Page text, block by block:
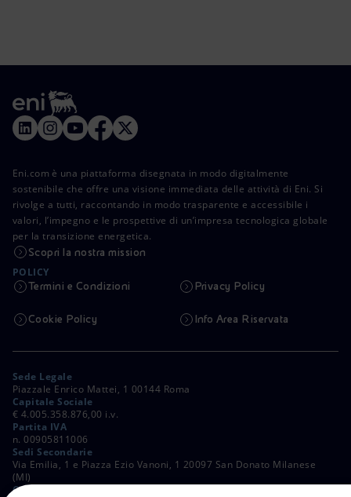
Eni.com è una piattaforma disegnata in modo digitalmente
sostenibile che offre una visione immediata delle attività di Eni. Si
rivolge a tutti, raccontando in modo trasparente e accessibile i
valori, l’impegno e le prospettive di un’impresa tecnologica globale
per la transizione energetica.
Scopri la nostra mission
POLICY
Termini e Condizioni Privacy Policy
Cookie Policy Info Area Riservata
Sede Legale
Piazzale Enrico Mattei, 1 00144 Roma
Capitale Sociale
€ 4.005.358.876,00 i.v.
Partita IVA
n. 00905811006
Sedi Secondarie
Via Emilia, 1 e Piazza Ezio Vanoni, 1 20097 San Donato Milanese
(MI)
C. Fiscale e Registro Imprese di Roma